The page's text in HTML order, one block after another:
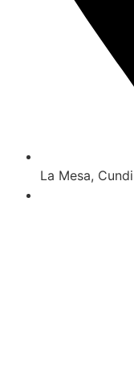
La Mesa,